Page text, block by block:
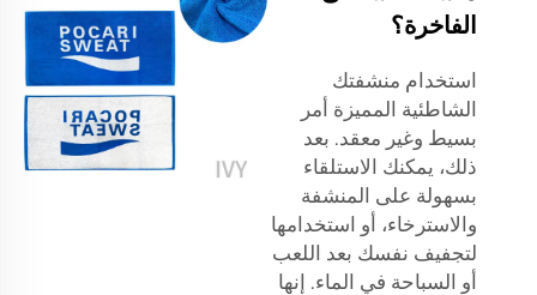
الفاخرة؟
استخدام منشفتك
الشاطئية المميزة أمر
بسيط وغير معقد. بعد
ذلك، يمكنك الاستلقاء
بسهولة على المنشفة
والاسترخاء، أو استخدامها
لتجفيف نفسك بعد اللعب
أو السباحة في الماء. إنها